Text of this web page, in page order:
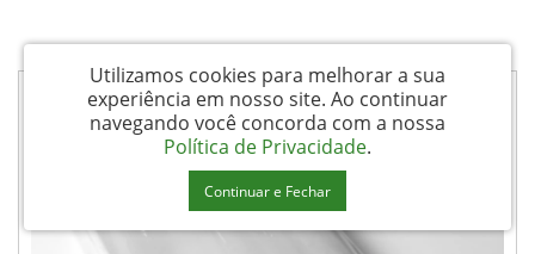
Utilizamos cookies para melhorar a sua
experiência em nosso site. Ao continuar
navegando você concorda com a nossa
Política de Privacidade.
Continuar e Fechar